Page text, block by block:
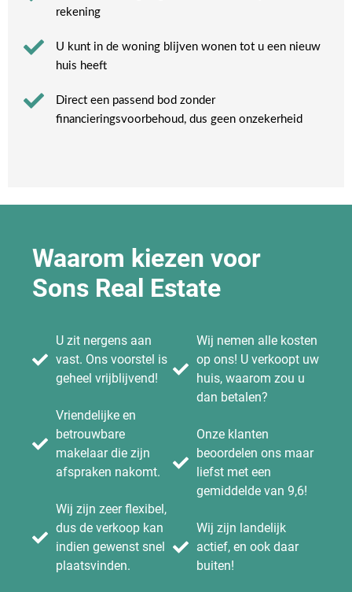
rekening​
U kunt in de woning blijven wonen tot u een nieuw
huis heeft​
Direct een passend bod zonder
financieringsvoorbehoud, dus geen onzekerheid​
Waarom kiezen voor
Sons Real Estate
U zit nergens aan
vast. Ons voorstel is
geheel vrijblijvend!
Vriendelijke en
betrouwbare
makelaar die zijn
afspraken nakomt.
Wij zijn zeer flexibel,
dus de verkoop kan
indien gewenst snel
plaatsvinden.
Wij nemen alle kosten
op ons! U verkoopt uw
huis, waarom zou u
dan betalen?
Onze klanten
beoordelen ons maar
liefst met een
gemiddelde van 9,6!
Wij zijn landelijk
actief, en ook daar
buiten!